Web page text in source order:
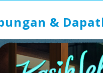
&